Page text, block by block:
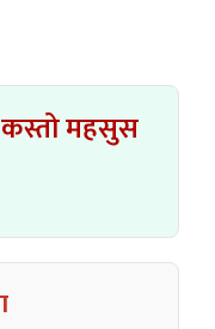
महसुस